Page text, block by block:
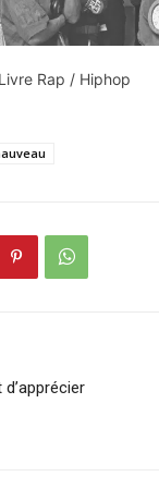
Livre Rap / Hiphop